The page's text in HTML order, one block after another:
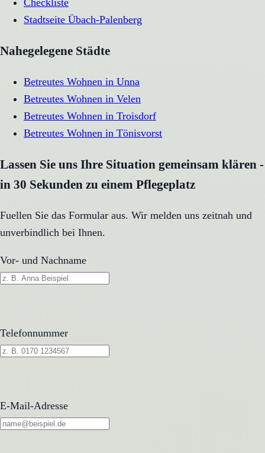
Stadtseite Übach-Palenberg
Nahegelegene Städte
Betreutes Wohnen in Unna
Betreutes Wohnen in Velen
Betreutes Wohnen in Troisdorf
Betreutes Wohnen in Tönisvorst
Lassen Sie uns Ihre Situation gemeinsam klären -
in 30 Sekunden zu einem Pflegeplatz
Fuellen Sie das Formular aus. Wir melden uns zeitnah und
unverbindlich bei Ihnen.
Vor- und Nachname
Telefonnummer
E-Mail-Adresse